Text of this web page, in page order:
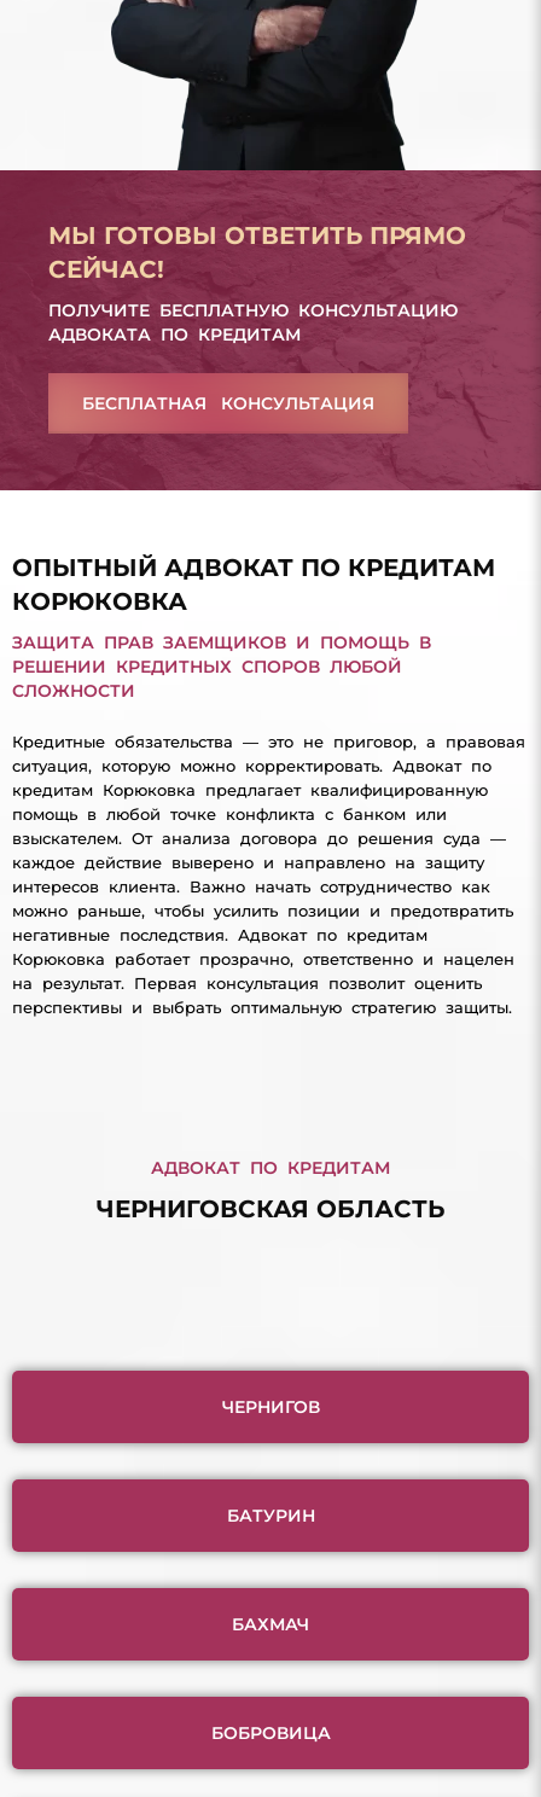
МЫ ГОТОВЫ ОТВЕТИТЬ ПРЯМО
СЕЙЧАС!
ПОЛУЧИТЕ БЕСПЛАТНУЮ КОНСУЛЬТАЦИЮ
АДВОКАТА ПО КРЕДИТАМ
БЕСПЛАТНАЯ КОНСУЛЬТАЦИЯ
ОПЫТНЫЙ АДВОКАТ ПО КРЕДИТАМ
КОРЮКОВКА
ЗАЩИТА ПРАВ ЗАЕМЩИКОВ И ПОМОЩЬ В
РЕШЕНИИ КРЕДИТНЫХ СПОРОВ ЛЮБОЙ
СЛОЖНОСТИ
Кредитные обязательства — это не приговор, а правовая
ситуация, которую можно корректировать. Адвокат по
кредитам Корюковка предлагает квалифицированную
помощь в любой точке конфликта с банком или
взыскателем. От анализа договора до решения суда —
каждое действие выверено и направлено на защиту
интересов клиента. Важно начать сотрудничество как
можно раньше, чтобы усилить позиции и предотвратить
негативные последствия. Адвокат по кредитам
Корюковка работает прозрачно, ответственно и нацелен
на результат. Первая консультация позволит оценить
перспективы и выбрать оптимальную стратегию защиты.
АДВОКАТ ПО КРЕДИТАМ
ЧЕРНИГОВСКАЯ ОБЛАСТЬ
ЧЕРНИГОВ
БАТУРИН
БАХМАЧ
БОБРОВИЦА